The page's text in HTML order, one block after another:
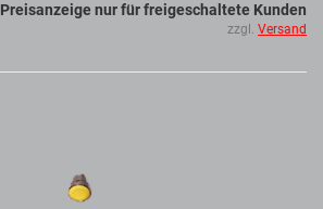
Preisanzeige nur für freigeschaltete Kunden
zzgl. Versand